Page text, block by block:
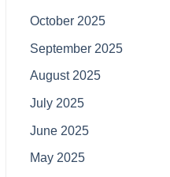
October 2025
September 2025
August 2025
July 2025
June 2025
May 2025